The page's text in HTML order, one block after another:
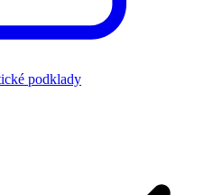
podklady